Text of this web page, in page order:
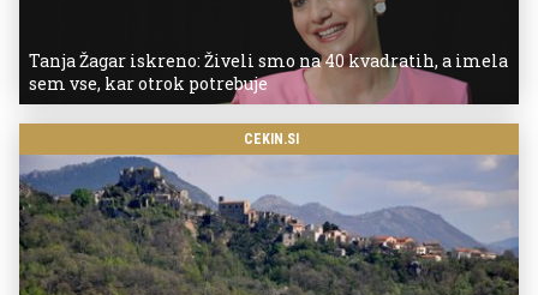
Tanja Žagar iskreno: Živeli smo na 40 kvadratih, a imela
sem vse, kar otrok potrebuje
CEKIN.SI